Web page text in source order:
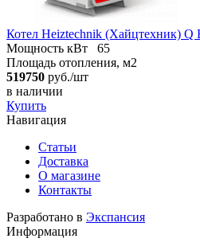
Котел Heiztechnik (Хайцтехник) Q
Мощность кВт
65
Площадь отопления, м2
519750 руб./шт
в наличии
Купить
Навигация
Статьи
Доставка
О магазине
Контакты
Разработано в Экспансия
Информация